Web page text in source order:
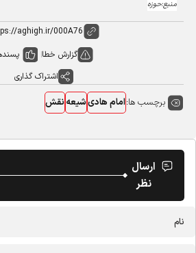
منبع:حوزه
گزارش خطا پسندها
اشتراک گذاری
برچسب ها:امام هادیشیعهنقش
ارسال
نظر